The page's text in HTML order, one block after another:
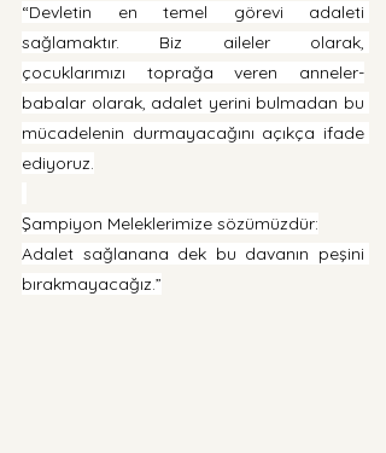
“Devletin en temel görevi adaleti
sağlamaktır. Biz aileler olarak,
çocuklarımızı toprağa veren anneler-
babalar olarak, adalet yerini bulmadan bu
mücadelenin durmayacağını açıkça ifade
ediyoruz.
Şampiyon Meleklerimize sözümüzdür:
Adalet sağlanana dek bu davanın peşini
bırakmayacağız.”